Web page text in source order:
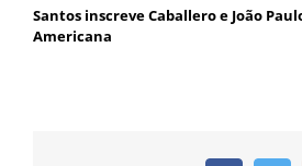
Santos inscreve Caballero e João
Americana